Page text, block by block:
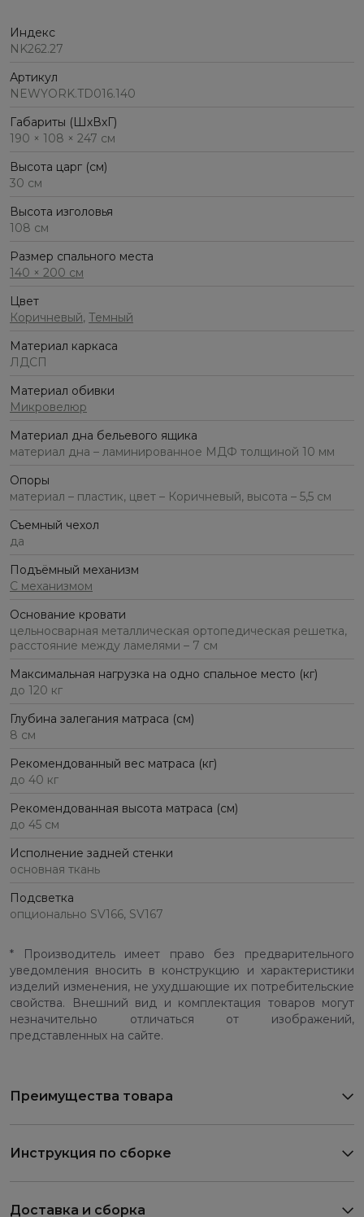
Индекс
NK262.27
Артикул
NEWYORK.TD016.140
Габариты (ШхВхГ)
190 × 108 × 247 см
Высота царг (см)
30 см
Высота изголовья
108 см
Размер спального места
140 × 200 см
Цвет
Коричневый, Темный
Материал каркаса
ЛДСП
Материал обивки
Микровелюр
Материал дна бельевого ящика
материал дна – ламинированное МДФ толщиной 10 мм
Опоры
материал – пластик, цвет – Коричневый, высота – 5,5 см
Съемный чехол
да
Подъёмный механизм
С механизмом
Основание кровати
цельносварная металлическая ортопедическая решетка,
расстояние между ламелями – 7 см
Максимальная нагрузка на одно спальное место (кг)
до 120 кг
Глубина залегания матраса (см)
8 см
Рекомендованный вес матраса (кг)
до 40 кг
Рекомендованная высота матраса (см)
до 45 см
Исполнение задней стенки
основная ткань
Подсветка
опционально SV166, SV167
* Производитель имеет право без предварительного
уведомления вносить в конструкцию и характеристики
изделий изменения, не ухудшающие их потребительские
свойства. Внешний вид и комплектация товаров могут
незначительно отличаться от изображений,
представленных на сайте.
Преимущества товара
Инструкция по сборке
Доставка и сборка